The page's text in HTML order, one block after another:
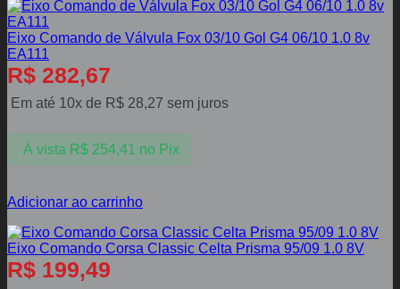
Eixo Comando de Válvula Fox 03/10 Gol G4 06/10 1.0 8v
EA111
R$ 282,67
Em até 10x de R$ 28,27 sem juros
À vista R$254,41 no Pix
Adicionar ao carrinho
Eixo Comando Corsa Classic Celta Prisma 95/09 1.0 8V
R$ 199,49